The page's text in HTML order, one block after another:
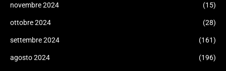
novembre 2024 (15)
ottobre 2024 (28)
settembre 2024 (161)
agosto 2024 (196)